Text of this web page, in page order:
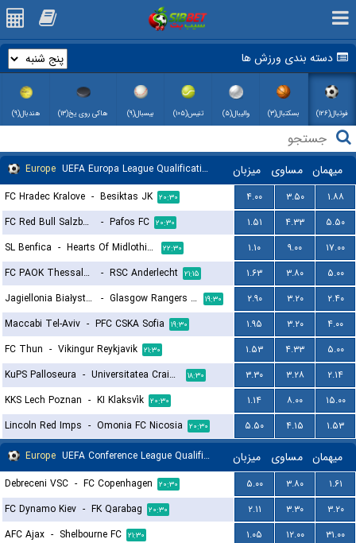
دسته بندی ورزش ها
فوتبال(۱۲۶) بسکتبال(۳) والیبال(۵) تنیس(۱۰۵) بیسبال(۹) هاکی روی یخ(۱۳) هندبال(۹)
Europe UEFA Europa League Qualification میزبان مساوی میهمان
FC Hradec Kralove - Besiktas JK ۲۰:۳۰ ۴.۰۰ ۳.۵۰
۱.۸۸
FC Red Bull Salzburg
- Pafos FC ۲۰:۳۰ ۱.۵۱ ۴.۳۳
۵.۵۰
SL Benfica - Hearts Of Midlothian FC ۲۲:۳۰ ۱.۱۰ ۹.۰۰
۱۷.۰۰
FC PAOK Thessaloniki
- RSC Anderlecht ۲۱:۱۵ ۱.۶۳ ۳.۸۰
۵.۰۰
Jagiellonia Białystok
- Glasgow Rangers FC ۱۹:۳۰ ۲.۹۰ ۳.۲۰
۲.۴۰
Maccabi Tel-Aviv - PFC CSKA Sofia ۱۹:۳۰ ۱.۹۵ ۳.۲۰
۴.۰۰
FC Thun - Vikingur Reykjavik ۲۱:۳۰ ۱.۵۳ ۴.۳۳
۵.۰۰
KuPS Palloseura - Universitatea Craiova ۱۸:۳۰ ۳.۳۰ ۳.۲۸
۲.۱۴
KKS Lech Poznan - KI Klaksvík ۲۰:۳۰ ۱.۱۴ ۸.۰۰
۱۵.۰۰
Lincoln Red Imps - Omonia FC Nicosia ۲۰:۳۰ ۵.۵۰ ۴.۱۵
۱.۵۳
Europe UEFA Conference League Qualification میزبان مساوی میهمان
Debreceni VSC - FC Copenhagen ۲۰:۳۰ ۵.۰۰ ۳.۸۰
۱.۶۱
FC Dynamo Kiev - FK Qarabag ۲۰:۳۰ ۲.۱۱ ۳.۳۰
۳.۲۰
AFC Ajax - Shelbourne FC ۲۱:۳۰ ۱.۰۵ ۱۲.۰۰
۳۱.۰۰